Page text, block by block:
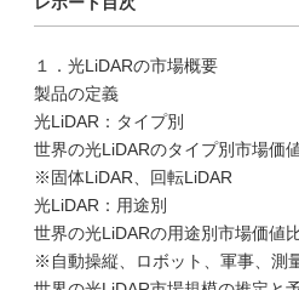
１．光LiDARの市場概要
製品の定義
光LiDAR：タイプ別
世界の光LiDARのタイプ別市場価
※固体LiDAR、回転LiDAR
光LiDAR：用途別
世界の光LiDARの用途別市場価値
※自動操縦、ロボット、軍事、測